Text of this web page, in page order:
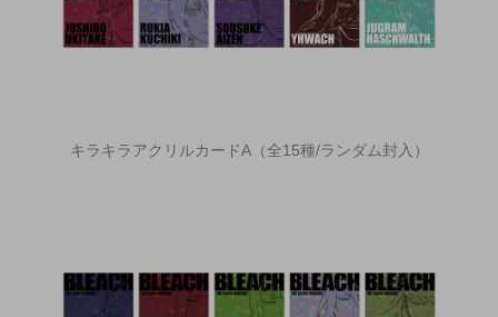
キラキラアクリルカードA（全15種/ランダム封入）